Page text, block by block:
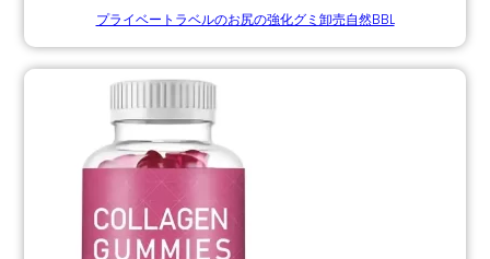
プライベートラベルのお尻の強化グミ卸売自然BBL